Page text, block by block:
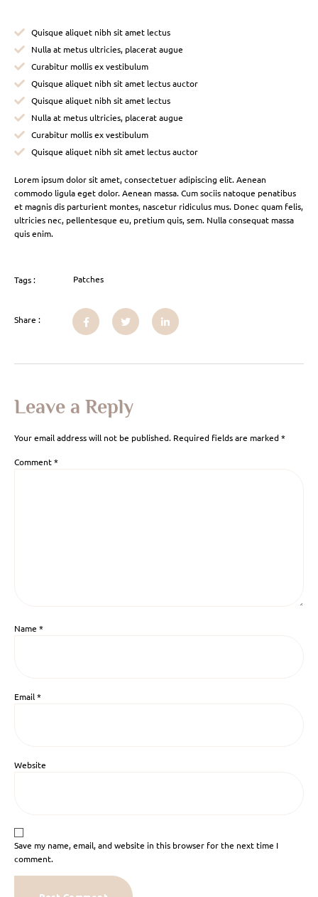
Quisque aliquet nibh sit amet lectus
Nulla at metus ultricies, placerat augue
Curabitur mollis ex vestibulum
Quisque aliquet nibh sit amet lectus auctor
Quisque aliquet nibh sit amet lectus
Nulla at metus ultricies, placerat augue
Curabitur mollis ex vestibulum
Quisque aliquet nibh sit amet lectus auctor
Lorem ipsum dolor sit amet, consectetuer adipiscing elit. Aenean
commodo ligula eget dolor. Aenean massa. Cum sociis natoque penatibus
et magnis dis parturient montes, nascetur ridiculus mus. Donec quam felis,
ultricies nec, pellentesque eu, pretium quis, sem. Nulla consequat massa
quis enim.
Tags : Patches
Share :
Leave a Reply
Your email address will not be published. Required fields are marked*
Comment*
Name *
Email*
Website
Save my name, email, and website in this browser for the next time I
comment.